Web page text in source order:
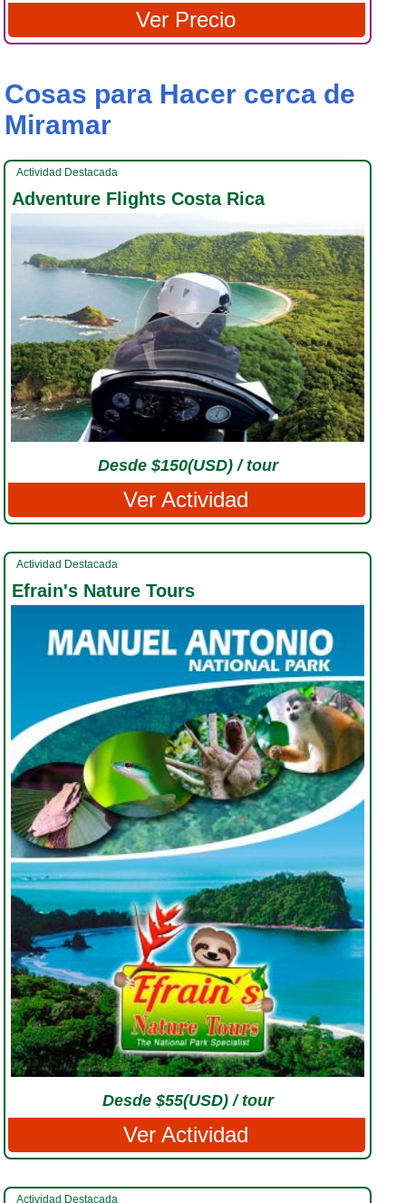
Ver Precio
Cosas para Hacer cerca de
Miramar
Actividad Destacada
Adventure Flights Costa Rica
Desde $150(USD) / tour
Ver Actividad
Actividad Destacada
Efrain's Nature Tours
Desde $55(USD) / tour
Ver Actividad
Actividad Destacada